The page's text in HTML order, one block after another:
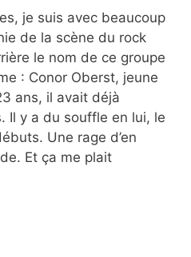
je suis avec beaucoup
de la scène du rock
le nom de ce groupe
: Conor Oberst, jeune
ans, il avait déjà
Il y a du souffle en lui, le
Une rage d’en
Et ça me plait